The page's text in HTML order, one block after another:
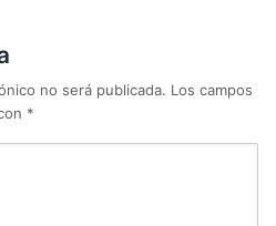
no será publicada. Los campos
*